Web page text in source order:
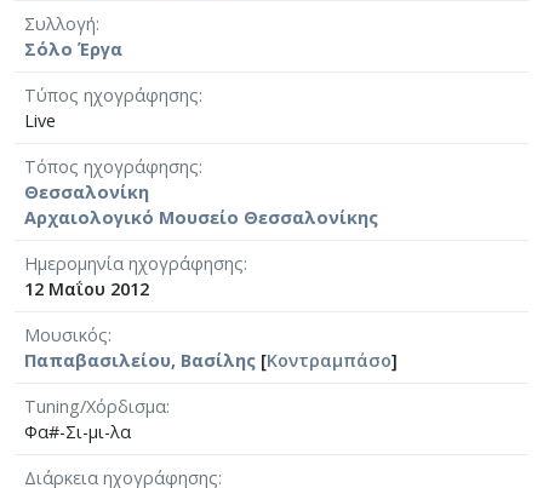
Συλλογή
Σόλο Έργα
Τύπος ηχογράφησης
Live
Τόπος ηχογράφησης
Θεσσαλονίκη
Αρχαιολογικό Μουσείο Θεσσαλονίκης
Ημερομηνία ηχογράφησης
12 Μαΐου 2012
Μουσικός
Παπαβασιλείου, Βασίλης [Κοντραμπάσο]
Tuning/Χόρδισμα
Φα#-Σι-μι-λα
Διάρκεια ηχογράφησης